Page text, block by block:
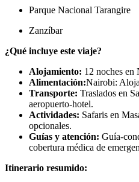
Parque Nacional Tarangire
Zanzíbar
¿Qué incluye este viaje?
Alojamiento: 12 noches
Alimentación:Nairobi:
Transporte: Traslados en
aeropuerto-hotel.
Actividades: Safaris en
opcionales.
Guías y atención: Guía-
cobertura médica de
Itinerario resumido: